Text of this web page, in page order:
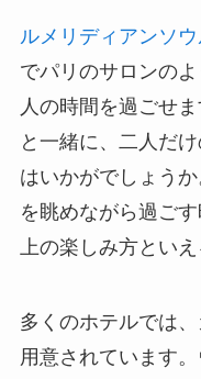
ルメリディアンソウ
でパリのサロンの
人の時間を過ごせ
と一緒に、二人だ
はいかがでしょう
を眺めながら過ご
上の楽しみ方といえ
多くのホテルでは
用意されています